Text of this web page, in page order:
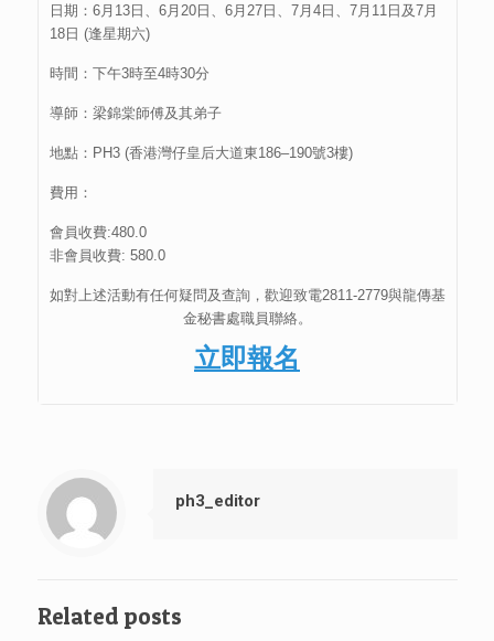
日期：6月13日、6月20日、6月27日 、7月4日、 7月11日 及7月
18日 (逢星期六)
時間：下午3時至4時30分
導師：梁錦棠師傅及其弟子
地點：PH3 (香港灣仔皇后大道東186–190號3樓)
費用：
會員收費:480.0
非會員收費: 580.0
如對上述活動有任何疑問及查詢，歡迎致電2811-2779與龍傳基
金秘書處職員聯絡。
立即報名
ph3_editor
Related posts